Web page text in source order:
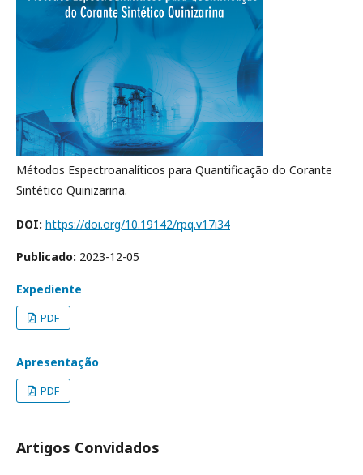
Métodos Espectroanalíticos para Quantificação do Corante
Sintético Quinizarina.
DOI: https://doi.org/10.19142/rpq.v17i34
Publicado: 2023-12-05
Expediente
PDF
Apresentação
PDF
Artigos Convidados